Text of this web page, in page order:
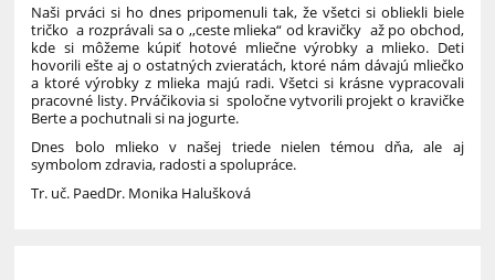
Naši prváci si ho dnes pripomenuli tak, že všetci si obliekli biele
tričko a rozprávali sa o ,,ceste mlieka“ od kravičky až po obchod,
kde si môžeme kúpiť hotové mliečne výrobky a mlieko. Deti
hovorili ešte aj o ostatných zvieratách, ktoré nám dávajú mliečko
a ktoré výrobky z mlieka majú radi. Všetci si krásne vypracovali
pracovné listy. Prváčikovia si spoločne vytvorili projekt o kravičke
Berte a pochutnali si na jogurte.
Dnes bolo mlieko v našej triede nielen témou dňa, ale aj
symbolom zdravia, radosti a spolupráce.
Tr. uč. PaedDr. Monika Halušková